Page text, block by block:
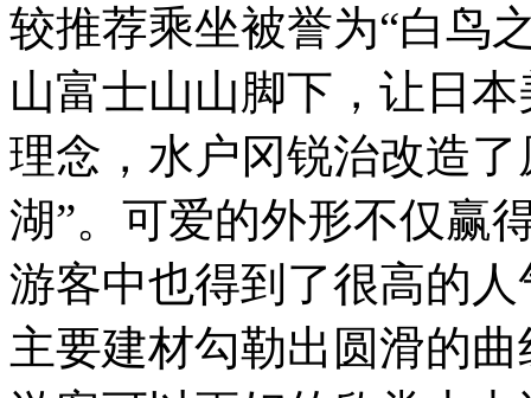
较推荐乘坐被誉为“白鸟
山富士山山脚下，让日
理念，水户冈锐治改造
湖”。可爱的外形不仅赢
游客中也得到了很高的
主要建材勾勒出圆滑的